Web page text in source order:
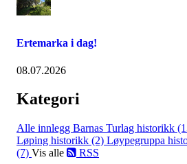
Ertemarka i dag!
08.07.2026
Kategori
Alle innlegg Barnas Turlag historikk
Løping historikk (2) Løypegruppa
(7) Vis alle RSS